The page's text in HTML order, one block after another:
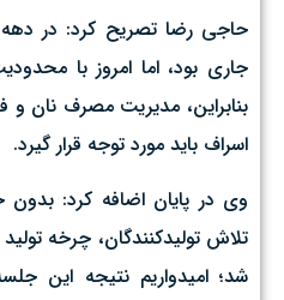
جاری بود، اما امروز با
بنابراین، مدیریت مصرف نان و
اسراف باید مورد توجه قرار گیرد.
وی در پایان اضافه کرد:
تلاش تولیدکنندگان، چرخه
شد؛ امیدواریم نتیجه این